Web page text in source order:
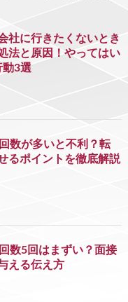
社に行きたくないとき
法と原因！やってはい
動3選
数が多いと不利？転
るポイントを徹底解説
数5回はまずい？面接
える伝え方